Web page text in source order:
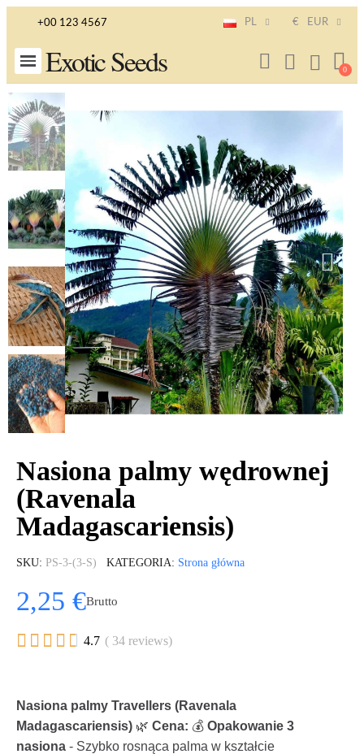
+00 123 4567 PL € EUR
Exotic Seeds
Nasiona palmy wędrownej
(Ravenala
Madagascariensis)
SKU PS-3-(3-S) KATEGORIA Strona główna
2,25 €Brutto
     4.7 ( 34 reviews)
Nasiona palmy Travellers (Ravenala
Madagascariensis) 🌿 Cena: 💰 Opakowanie 3
nasiona - Szybko rosnąca palma w kształcie